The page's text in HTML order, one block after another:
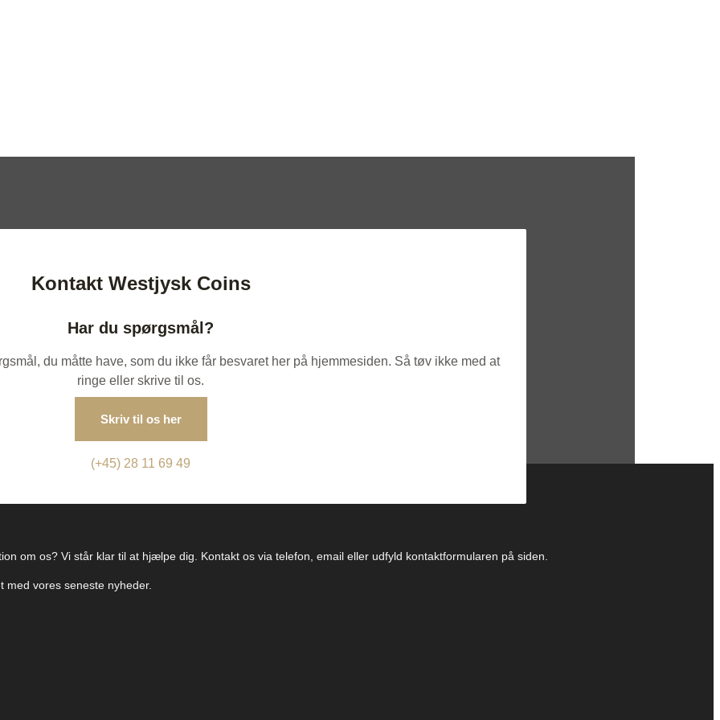
Kontakt Westjysk Coins
Har du spørgsmål?
du måtte have, som du ikke får besvaret her på hjemmesiden. Så tøv ikke med at
ringe eller skrive til os.
Skriv til os her
(+45) 28 11 69 49
om os? Vi står klar til at hjælpe dig. Kontakt os via telefon, email eller udfyld kontaktformularen på siden.
vores seneste nyheder.